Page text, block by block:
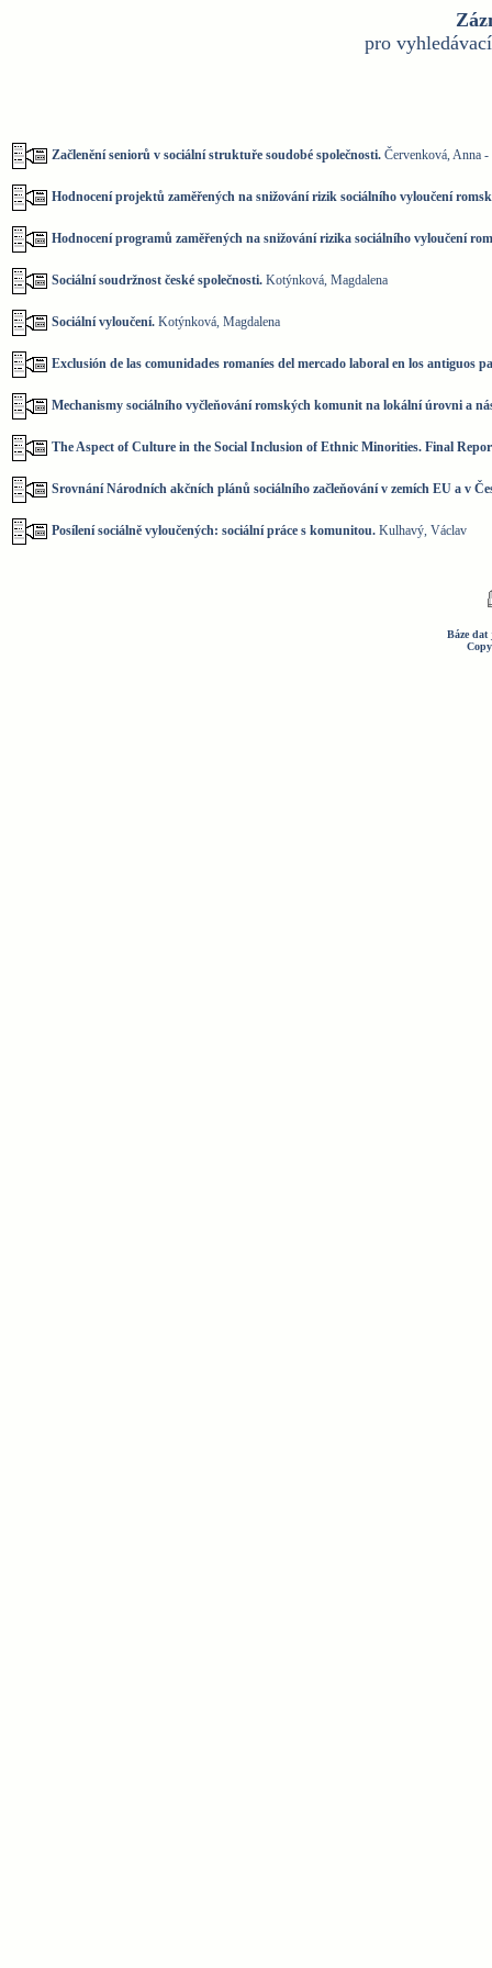
pro
Začlenění seniorů v sociální struktuře soudobé společnosti. Červenková, Anna
Hodnocení projektů zaměřených na snižování rizik sociálního vyloučení
Hodnocení programů zaměřených na snižování rizika sociálního vyloučení
Sociální soudržnost české společnosti. Kotýnková, Magdalena
Sociální vyloučení. Kotýnková, Magdalena
Exclusión de las comunidades romaníes del mercado laboral en los antiguos
Mechanismy sociálního vyčleňování romských komunit na lokální úrovni a
The Aspect of Culture in the Social Inclusion of Ethnic Minorities. Final
Srovnání Národních akčních plánů sociálního začleňování v zemích EU a v
Posílení sociálně vyloučených: sociální práce s komunitou. Kulhavý, Václav
Báze dat